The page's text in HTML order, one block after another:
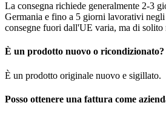
La consegna richiede generalmente 2-3
Germania e fino a 5 giorni lavorativi
consegne fuori dall'UE varia, ma di solito
È un prodotto nuovo o ricondizionato?
È un prodotto originale nuovo e sigillato.
Posso ottenere una fattura come